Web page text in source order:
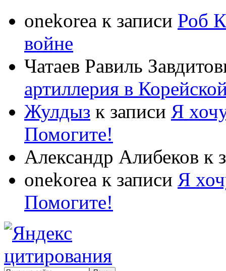
onekorea к записи Роб
войне
Чатаев Равиль
артиллерия в
Жулдыз к записи Я
Помогите!
Александр Алибеков к
onekorea к записи Я
Помогите!